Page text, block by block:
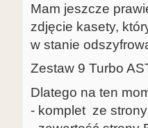
Mam jeszcze
zdjęcie kasety,
w stanie
Zestaw 9 Turbo
Dlatego na ten
- komplet ze